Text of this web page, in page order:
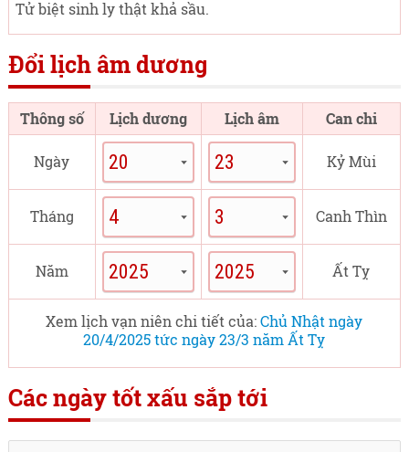
Tử biệt sinh ly thật khả sầu.
Đổi lịch âm dương
Thông số Lịch dương Lịch âm Can chi
Ngày Kỷ Mùi
Tháng Canh Thìn
Năm Ất Tỵ
Xem lịch vạn niên chi tiết của:Chủ Nhật ngày
20/4/2025 tức ngày 23/3 năm Ất Tỵ
Các ngày tốt xấu sắp tới